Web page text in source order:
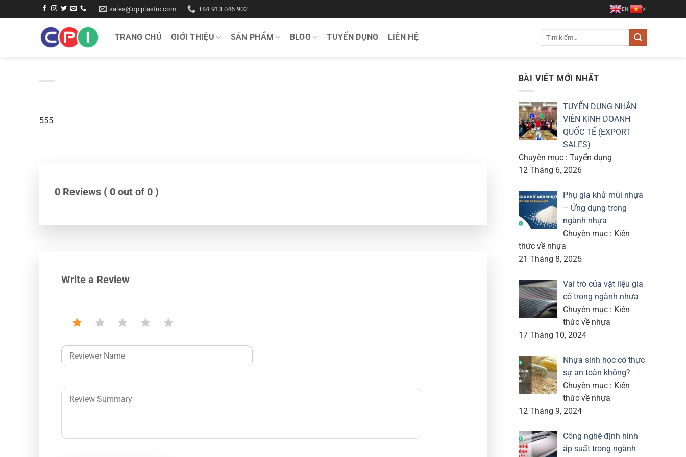
qua
sales@cpiplastic.com +84 913 046 902 EN VI
TRANG CHỦ GIỚI THIỆU SẢN PHẨM BLOG TUYỂN DỤNG LIÊN HỆ
555
0 Reviews ( 0 out of 0 )
Write a Review
BÀI VIẾT MỚI NHẤT
TUYỂN DỤNG NHÂN
VIÊN KINH DOANH
QUỐC TẾ (EXPORT
SALES)
Chuyên mục : Tuyển dụng
12 Tháng 6, 2026
Phụ gia khử mùi nhựa
– Ứng dụng trong
ngành nhựa
Chuyên mục : Kiến
thức về nhựa
21 Tháng 8, 2025
Vai trò của vật liệu gia
cố trong ngành nhựa
Chuyên mục : Kiến
thức về nhựa
17 Tháng 10, 2024
Nhựa sinh học có thực
sự an toàn không?
Chuyên mục : Kiến
thức về nhựa
12 Tháng 9, 2024
Công nghệ định hình
áp suất trong ngành